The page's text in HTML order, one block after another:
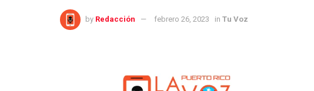
by Redacción febrero 26, 2023 in Tu Voz